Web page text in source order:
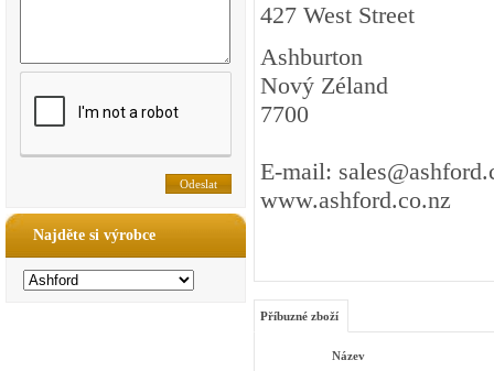
Najděte si výrobce
427 West Street
Ashburton
Nový Zéland
7700
E-mail:
www.ashford.co.nz
Příbuzné zboží
Název